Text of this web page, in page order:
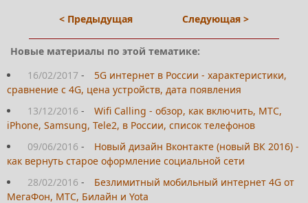
< Предыдущая Следующая >
Новые материалы по этой тематике:
16/02/2017 -
5G интернет в России - характеристики,
сравнение с 4G, цена устройств, дата появления
13/12/2016 -
Wifi Calling - обзор, как включить, МТС,
iPhone, Samsung, Tele2, в России, список телефонов
09/06/2016 -
Новый дизайн Вконтакте (новый ВК 2016) -
как вернуть старое оформление социальной сети
28/02/2016 -
Безлимитный мобильный интернет 4G от
МегаФон, МТС, Билайн и Yota